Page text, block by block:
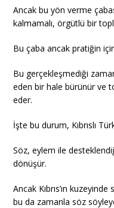
Ancak bu yön verme
kalmamalı, örgütlü bir
Bu çaba ancak pratiğin
Bu gerçekleşmediği
eden bir hale bürünür ve
eder.
İşte bu durum, Kıbrıslı
Söz, eylem ile
dönüşür.
Ancak Kıbrıs’ın
bu da zamanla söz